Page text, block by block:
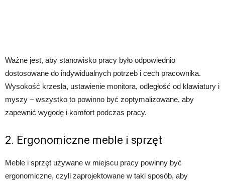
Ważne jest, aby stanowisko pracy było odpowiednio
dostosowane do indywidualnych potrzeb i cech pracownika.
Wysokość krzesła, ustawienie monitora, odległość od klawiatury i
myszy – wszystko to powinno być zoptymalizowane, aby
zapewnić wygodę i komfort podczas pracy.
2. Ergonomiczne meble i sprzęt
Meble i sprzęt używane w miejscu pracy powinny być
ergonomiczne, czyli zaprojektowane w taki sposób, aby